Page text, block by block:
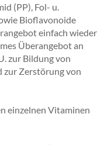
(PP), Fol- u.
Bioflavonoide
einfach wieder
Überangebot an
zur Bildung von
zur Zerstörung von
einzelnen Vitaminen